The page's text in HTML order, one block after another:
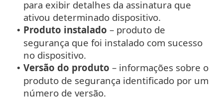
para exibir detalhes da assinatura que
ativou determinado dispositivo.
• Produto instalado – produto de
segurança que foi instalado com sucesso
no dispositivo.
• Versão do produto – informações sobre o
produto de segurança identificado por um
número de versão.